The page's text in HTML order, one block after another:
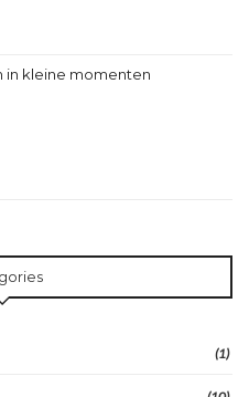
in kleine momenten
(1)